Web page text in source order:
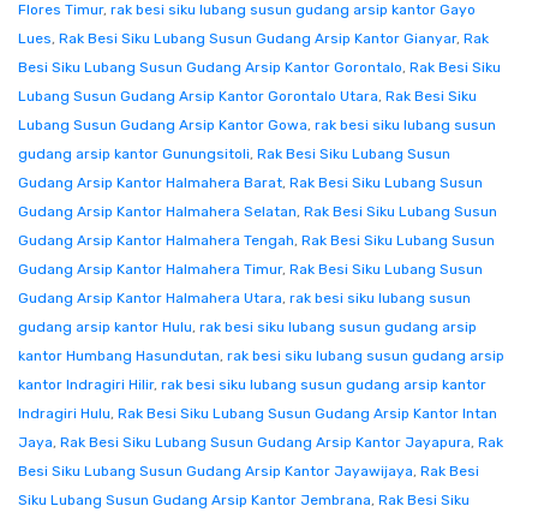
Flores Timur, rak besi siku lubang susun gudang arsip kantor Gayo
Lues, Rak Besi Siku Lubang Susun Gudang Arsip Kantor Gianyar, Rak
Besi Siku Lubang Susun Gudang Arsip Kantor Gorontalo, Rak Besi Siku
Lubang Susun Gudang Arsip Kantor Gorontalo Utara, Rak Besi Siku
Lubang Susun Gudang Arsip Kantor Gowa, rak besi siku lubang susun
gudang arsip kantor Gunungsitoli, Rak Besi Siku Lubang Susun
Gudang Arsip Kantor Halmahera Barat, Rak Besi Siku Lubang Susun
Gudang Arsip Kantor Halmahera Selatan, Rak Besi Siku Lubang Susun
Gudang Arsip Kantor Halmahera Tengah, Rak Besi Siku Lubang Susun
Gudang Arsip Kantor Halmahera Timur, Rak Besi Siku Lubang Susun
Gudang Arsip Kantor Halmahera Utara, rak besi siku lubang susun
gudang arsip kantor Hulu, rak besi siku lubang susun gudang arsip
kantor Humbang Hasundutan, rak besi siku lubang susun gudang arsip
kantor Indragiri Hilir, rak besi siku lubang susun gudang arsip kantor
Indragiri Hulu, Rak Besi Siku Lubang Susun Gudang Arsip Kantor Intan
Jaya, Rak Besi Siku Lubang Susun Gudang Arsip Kantor Jayapura, Rak
Besi Siku Lubang Susun Gudang Arsip Kantor Jayawijaya, Rak Besi
Siku Lubang Susun Gudang Arsip Kantor Jembrana, Rak Besi Siku